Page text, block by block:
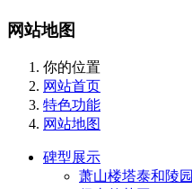
网站地图
你的位置
网站首页
特色功能
网站地图
碑型展示
萧山楼塔泰和陵园